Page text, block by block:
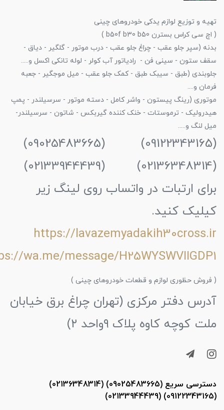
تهیه و توزیع لوازم یدکی خودروهای چینی
( اچ سی کراس بسترن b50f b30 b50 )
بدنه (سپر جلو عقب - چراغ جلو عقب - درب موتور - گلگیر - دیاق -
سقف ستون - سینی فن - رادیاتور آب کولر - لوله تانکی اکسل و.....
جلوبندی (طبق - سیبک طبق - کمک جلو عقب - میل موجگیر - جعبه
فرمان و....
موتوری (رینگ پیستون - واشر کامل - دسته موتور - سرسیلندر - پمپ
هیدرولیک - ترموستات - خنک کننده گیربکس - شاتون - سرسیلندر-
میل لنگ و.....
(09122343165) (09025483665)
(02136348314) (02133944439)
برای ارتبات در واتساب روی لینگ زیر
کیلیک کنید.
https://lavazemyadakih30cross.ir
wa.me/message/H25WYSWVIIGDP1
( فروش حظوری لوازم و قطعات خودروهای چینی )
آدرس دفتر مرکزی (تهران چراغ برق خیابان
ملت کوچه کاوه پلاک ۹واحد ۲)
دسترسی سریع (09025483665) (02136348314)
(09122343165) (02133944439)